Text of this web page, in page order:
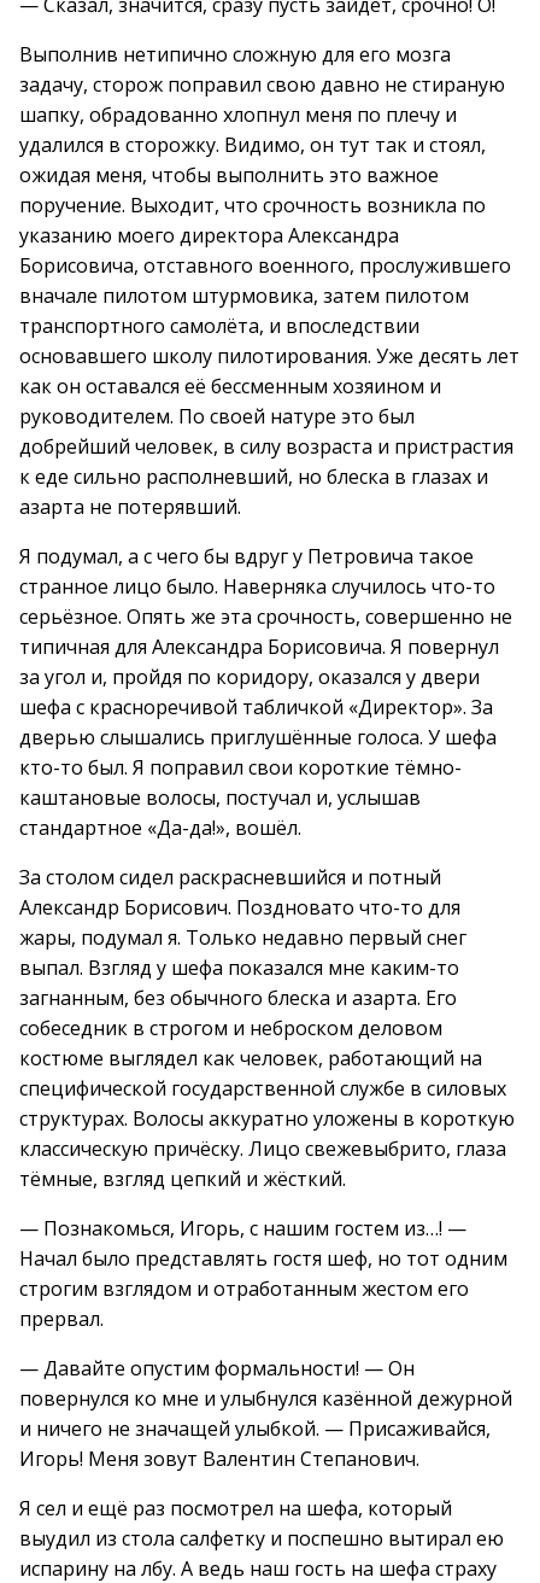
Выполнив нетипично сложную для его мозга
задачу, сторож поправил свою давно не стираную
шапку, обрадованно хлопнул меня по плечу и
удалился в сторожку. Видимо, он тут так и стоял,
ожидая меня, чтобы выполнить это важное
поручение. Выходит, что срочность возникла по
указанию моего директора Александра
Борисовича, отставного военного, прослужившего
вначале пилотом штурмовика, затем пилотом
транспортного самолёта, и впоследствии
основавшего школу пилотирования. Уже десять лет
как он оставался её бессменным хозяином и
руководителем. По своей натуре это был
добрейший человек, в силу возраста и пристрастия
к еде сильно располневший, но блеска в глазах и
азарта не потерявший.
Я подумал, а с чего бы вдруг у Петровича такое
странное лицо было. Наверняка случилось что-то
серьёзное. Опять же эта срочность, совершенно не
типичная для Александра Борисовича. Я повернул
за угол и, пройдя по коридору, оказался у двери
шефа с красноречивой табличкой «Директор». За
дверью слышались приглушённые голоса. У шефа
кто-то был. Я поправил свои короткие тёмно-
каштановые волосы, постучал и, услышав
стандартное «Да-да!», вошёл.
За столом сидел раскрасневшийся и потный
Александр Борисович. Поздновато что-то для
жары, подумал я. Только недавно первый снег
выпал. Взгляд у шефа показался мне каким-то
загнанным, без обычного блеска и азарта. Его
собеседник в строгом и неброском деловом
костюме выглядел как человек, работающий на
специфической государственной службе в силовых
структурах. Волосы аккуратно уложены в короткую
классическую причёску. Лицо свежевыбрито, глаза
тёмные, взгляд цепкий и жёсткий.
— Познакомься, Игорь, с нашим гостем из…! —
Начал было представлять гостя шеф, но тот одним
строгим взглядом и отработанным жестом его
прервал.
— Давайте опустим формальности! — Он
повернулся ко мне и улыбнулся казённой дежурной
и ничего не значащей улыбкой. — Присаживайся,
Игорь! Меня зовут Валентин Степанович.
Я сел и ещё раз посмотрел на шефа, который
выудил из стола салфетку и поспешно вытирал ею
испарину на лбу. А ведь наш гость на шефа страху